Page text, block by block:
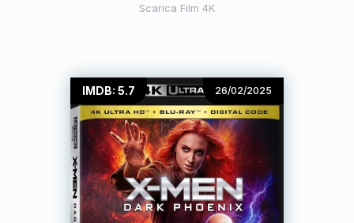
Scarica Film 4K
IMDB: 5.7 26/02/2025